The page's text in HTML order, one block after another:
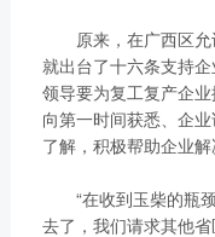
0775-3220350
24小时售后服务热线
+86 95098
原来，在广西区允
就出台了十六条支持
领导要为复工复产企
向第一时间获悉、企
了解，积极帮助企业解
“在收到玉柴的瓶颈
去了，我们请求其他